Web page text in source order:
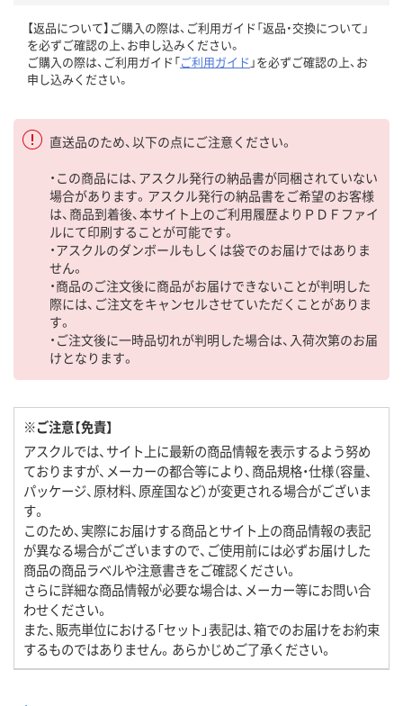
【返品について】ご購入の際は、ご利用ガイド「返品・交換について」
を必ずご確認の上、お申し込みください。
ご購入の際は、ご利用ガイド「ご利用ガイド 」を必ずご確認の上、お
申し込みください。
直送品のため、以下の点にご注意ください。
・この商品には、アスクル発行の納品書が同梱されていない
場合があります。アスクル発行の納品書をご希望のお客様
は、商品到着後、本サイト上のご利用履歴よりＰＤＦファイ
ルにて印刷することが可能です。
・アスクルのダンボールもしくは袋でのお届けではありま
せん。
・商品のご注文後に商品がお届けできないことが判明した
際には、ご注文をキャンセルさせていただくことがありま
す。
・ご注文後に一時品切れが判明した場合は、入荷次第のお届
けとなります。
※ご注意【免責】
アスクルでは、サイト上に最新の商品情報を表示するよう努め
ておりますが、メーカーの都合等により、商品規格・仕様（容量、
パッケージ、原材料、原産国など）が変更される場合がございま
す。
このため、実際にお届けする商品とサイト上の商品情報の表記
が異なる場合がございますので、ご使用前には必ずお届けした
商品の商品ラベルや注意書きをご確認ください。
さらに詳細な商品情報が必要な場合は、メーカー等にお問い合
わせください。
また、販売単位における「セット」表記は、箱でのお届けをお約束
するものではありません。あらかじめご了承ください。